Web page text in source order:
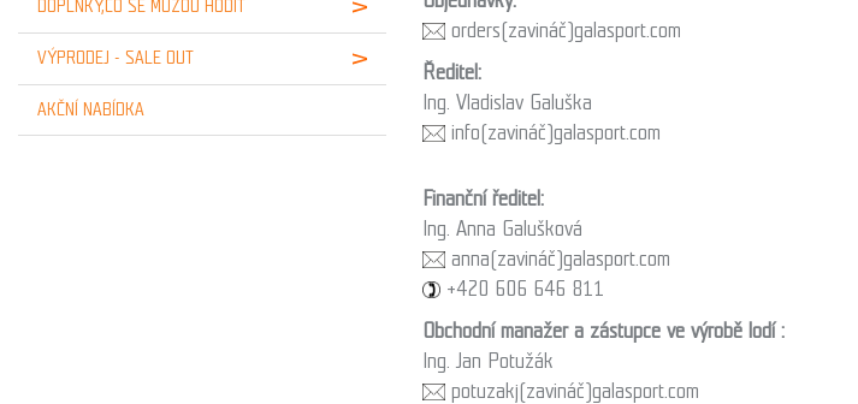
DOPLŇKY,CO SE MŮŽOU HODIT
VÝPRODEJ - SALE OUT
AKČNÍ NABÍDKA
orders(zavináč)galasport.com
Ředitel:
Ing. Vladislav Galuška
info(zavináč)galasport.com
Finanční ředitel:
Ing. Anna Galušková
anna(zavináč)galasport.com
+420 606 646 811
Obchodní manažer a zástupce ve výrobě lodí :
Ing. Jan Potužák
potuzakj(zavináč)galasport.com